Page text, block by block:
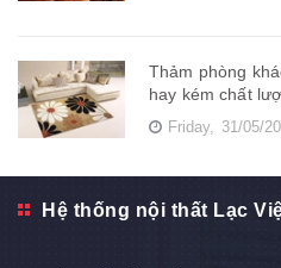
Thảm phòng
hay kém chất
Friday, 31/05/
Hệ thống nội thất Lạc